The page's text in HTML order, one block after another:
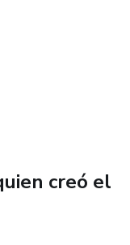
creó el